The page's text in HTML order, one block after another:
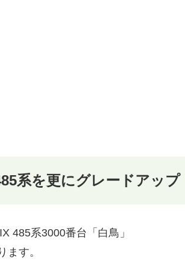
系を更にグレードアップ
485系3000番台「白鳥」
ます。